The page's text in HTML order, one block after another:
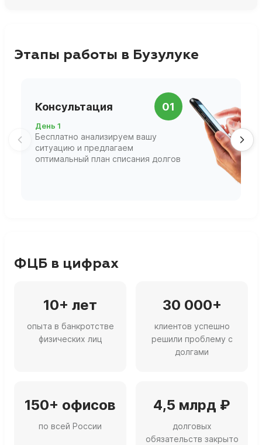
Этапы работы в Бузулуке
Консультация 01
День 1
Бесплатно анализируем вашу
ситуацию и предлагаем
оптимальный план списания долгов
ФЦБ в цифрах
10+ лет
опыта в банкротстве
физических лиц
30 000+
клиентов успешно
решили проблему с
долгами
150+ офисов
по всей России
4,5 млрд ₽
долговых
обязательств закрыто